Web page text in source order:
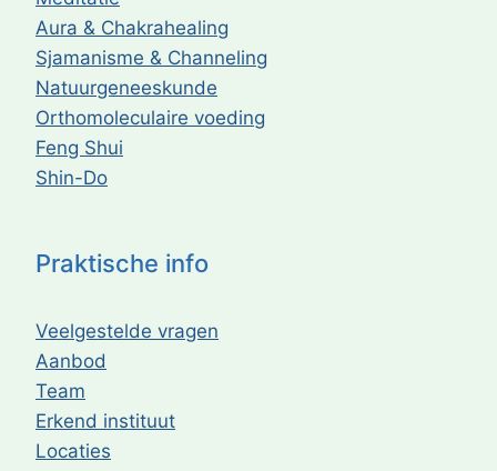
Praktische info
Veelgestelde vragen
Aanbod
Team
Erkend instituut
Locaties
Aura & Chakrahealing
Sjamanisme & Channeling
Natuurgeneeskunde
Orthomoleculaire voeding
Feng Shui
Shin-Do